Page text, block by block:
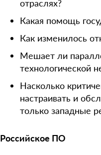
отраслях?
Какая помощь
Как изменилось
Мешает ли
технологической
Насколько
настраивать и
только западные
Российское ПО